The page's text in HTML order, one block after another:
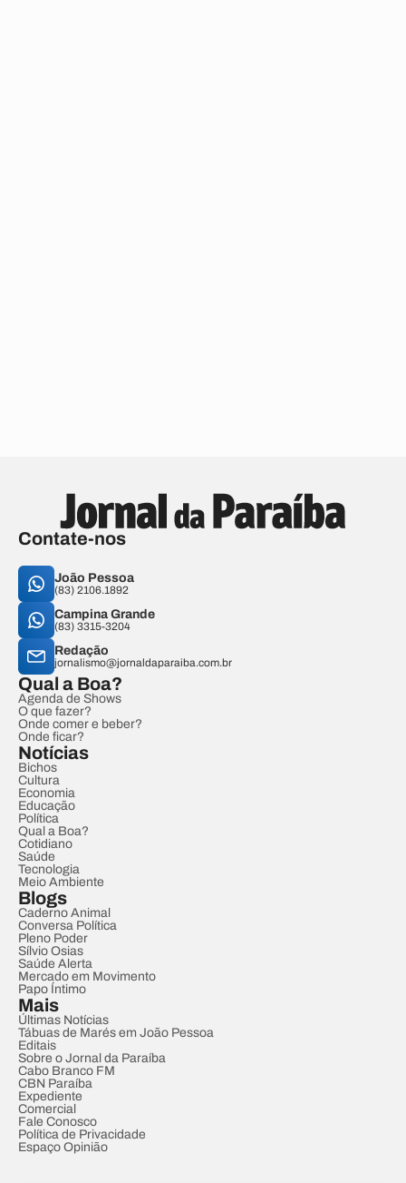
Contate-nos
João Pessoa
(83) 2106.1892
Campina Grande
(83) 3315-3204
Redação
jornalismo@jornaldaparaiba.com.br
Qual a Boa?
Agenda de Shows
O que fazer?
Onde comer e beber?
Onde ficar?
Notícias
Bichos
Cultura
Economia
Educação
Política
Qual a Boa?
Cotidiano
Saúde
Tecnologia
Meio Ambiente
Blogs
Caderno Animal
Conversa Política
Pleno Poder
Sílvio Osias
Saúde Alerta
Mercado em Movimento
Papo Íntimo
Mais
Últimas Notícias
Tábuas de Marés em João Pessoa
Editais
Sobre o Jornal da Paraíba
Cabo Branco FM
CBN Paraíba
Expediente
Comercial
Fale Conosco
Política de Privacidade
Espaço Opinião